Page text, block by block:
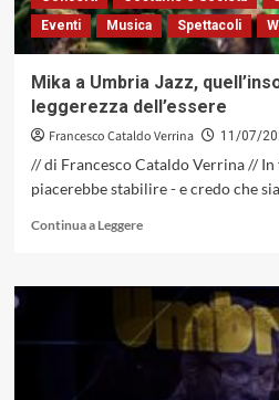
del
delicato
rapporto
uomo
e
natura
Music,
2023)
Eventi
Musica Spettacoli
Mika a Umbria Jazz,
leggerezza dell’essere
Francesco Cataldo Verrina 11/07/
// di Francesco Cataldo Verrina // In
piacerebbe stabilire - e credo che
Continua a LeggereLeggi
su
Mika
a
Umbria
quell’insopportabile